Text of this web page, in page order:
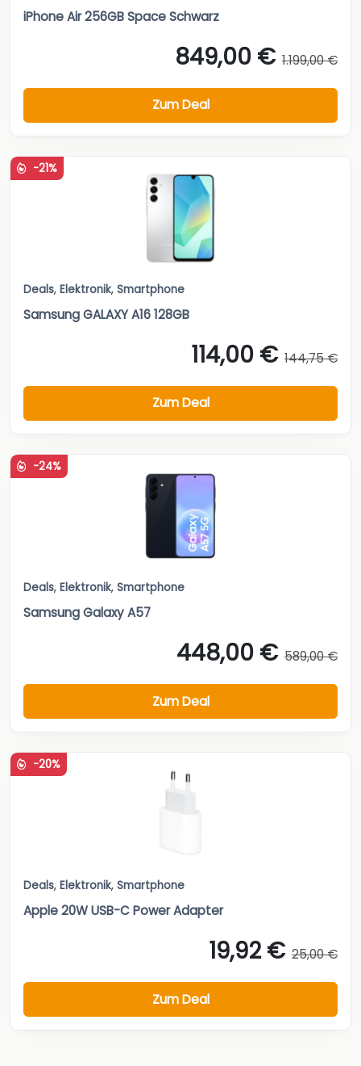
iPhone Air 256GB Space Schwarz
849,00 € 1.199,00 €
Zum Deal
-21%
Deals, Elektronik, Smartphone
Samsung GALAXY A16 128GB
114,00 € 144,75 €
Zum Deal
-24%
Deals, Elektronik, Smartphone
Samsung Galaxy A57
448,00 € 589,00 €
Zum Deal
-20%
Deals, Elektronik, Smartphone
Apple 20W USB-C Power Adapter
19,92 € 25,00 €
Zum Deal